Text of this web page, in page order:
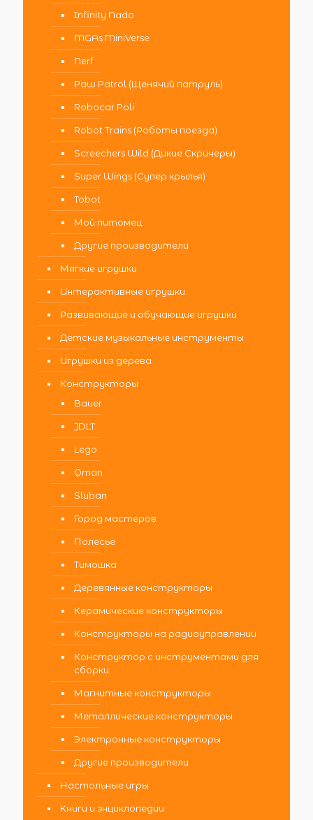
Infinity Nado
MGAs MiniVerse
Nerf
Paw Patrol (Щенячий патруль)
Robocar Poli
Robot Trains (Роботы поезда)
Screechers Wild (Дикие Скричеры)
Super Wings (Супер крылья)
Tobot
Мой питомец
Другие производители
Мягкие игрушки
Интерактивные игрушки
Развивающие и обучающие игрушки
Детские музыкальные инструменты
Игрушки из дерева
Конструкторы
Bauer
JDLT
Lego
Qman
Sluban
Город мастеров
Полесье
Тимошка
Деревянные конструкторы
Керамические конструкторы
Конструкторы на радиоуправлении
Конструктор с инструментами для
сборки
Магнитные конструкторы
Металлические конструкторы
Электронные конструкторы
Другие производители
Настольные игры
Книги и энциклопедии